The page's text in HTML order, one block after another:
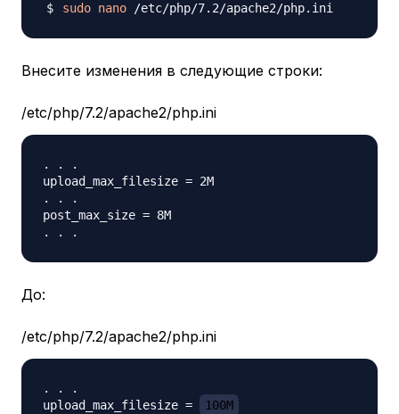
sudo nano
Внесите изменения в следующие строки:
/etc/php/7.2/apache2/php.ini
. . .
upload_max_filesize = 2M
. . .
post_max_size = 8M
До:
/etc/php/7.2/apache2/php.ini
. . .
upload_max_filesize =
100M